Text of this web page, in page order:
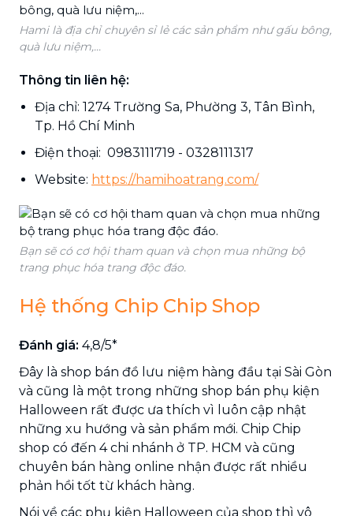
Hami là địa chỉ chuyên sỉ lẻ các sản phẩm như gấu bông,
quà lưu niệm,...
Thông tin liên hệ:
Địa chỉ: 1274 Trường Sa, Phường 3, Tân Bình,
Tp. Hồ Chí Minh
Điện thoại: 0983111719 - 0328111317
Website: https://hamihoatrang.com/
Bạn sẽ có cơ hội tham quan và chọn mua những bộ
trang phục hóa trang độc đáo.
Hệ thống Chip Chip Shop
Đánh giá: 4,8/5*
Đây là shop bán đồ lưu niệm hàng đầu tại Sài Gòn
và cũng là một trong những shop bán phụ kiện
Halloween rất được ưa thích vì luôn cập nhật
những xu hướng và sản phẩm mới. Chip Chip
shop có đến 4 chi nhánh ở TP. HCM và cũng
chuyên bán hàng online nhận được rất nhiều
phản hồi tốt từ khách hàng.
Nói về các phụ kiện Halloween của shop thì vô